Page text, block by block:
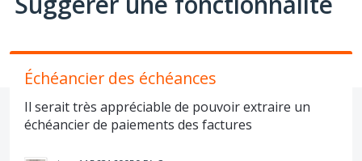
Échéancier des échéances
Il serait très appréciable de pouvoir extraire un
échéancier de paiements des factures